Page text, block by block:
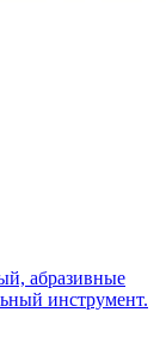
абразивные
инструмент.